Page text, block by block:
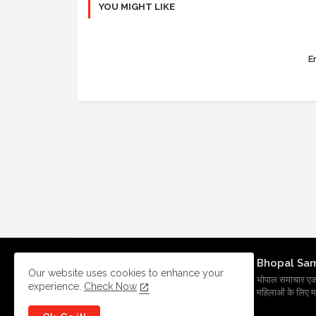
YOU MIGHT LIKE
Bhopal
भोपाल समाचार एक
महिलाओं के लिए
Our website uses cookies to enhance your
experience. Check Now